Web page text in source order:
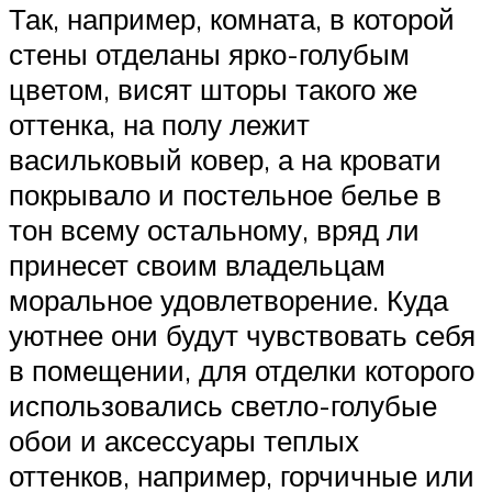
Так, например, комната, в которой
стены отделаны ярко-голубым
цветом, висят шторы такого же
оттенка, на полу лежит
васильковый ковер, а на кровати
покрывало и постельное белье в
тон всему остальному, вряд ли
принесет своим владельцам
моральное удовлетворение. Куда
уютнее они будут чувствовать себя
в помещении, для отделки которого
использовались светло-голубые
обои и аксессуары теплых
оттенков, например, горчичные или